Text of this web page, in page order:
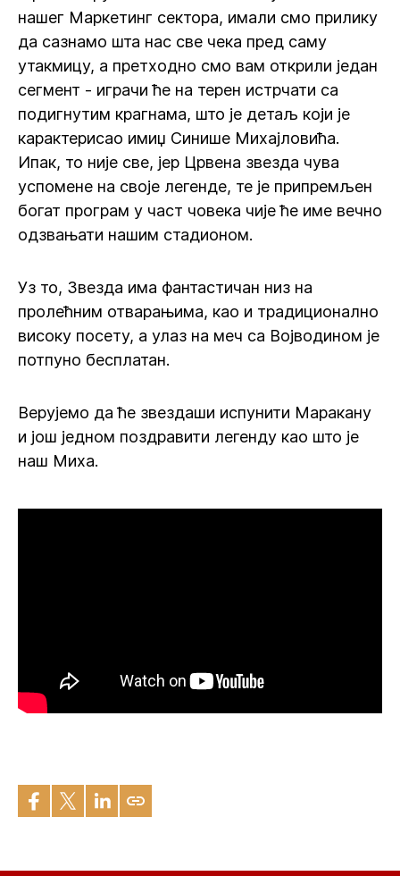
нашег Маркетинг сектора, имали смо прилику
да сазнамо шта нас све чека пред саму
утакмицу, а претходно смо вам открили један
сегмент - играчи ће на терен истрчати са
подигнутим крагнама, што је детаљ који је
карактерисао имиџ Синише Михајловића.
Ипак, то није све, јер Црвена звезда чува
успомене на своје легенде, те је припремљен
богат програм у част човека чије ће име вечно
одзвањати нашим стадионом.
Уз то, Звезда има фантастичан низ на
пролећним отварањима, као и традиционално
високу посету, а улаз на меч са Војводином је
потпуно бесплатан.
Верујемо да ће звездаши испунити Маракану
и још једном поздравити легенду као што је
наш Миха.